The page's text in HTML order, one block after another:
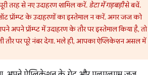
तरह से नए उदाहरण शामिल करें. डेटा में गड़बड़ीसे बचें.
के उदाहरणों का इस्तेमाल न करें. अगर जज को
अपने प्रॉम्प्ट में उदाहरण के तौर पर इस्तेमाल किया है, तो
पर पूरे नंबर देगा. भले ही, आपका ऐप्लिकेशन असल में